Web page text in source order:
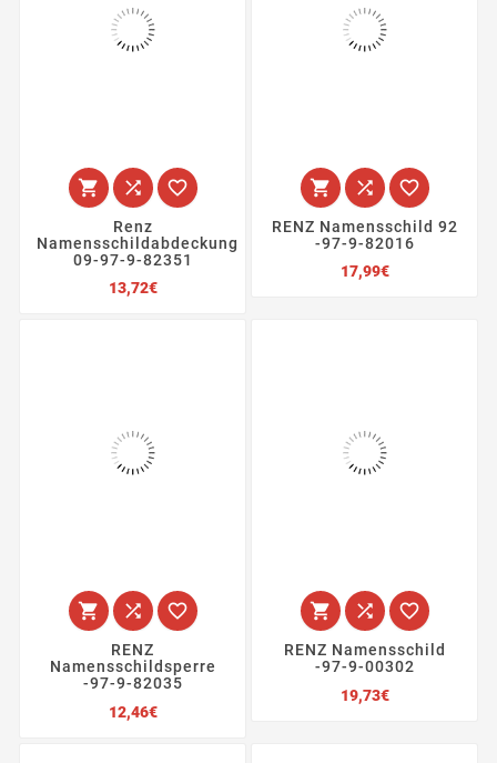
  
Renz
Namensschildabdeckung
09-97-9-82351
13,72€Preis
  
RENZ Namensschild 92
-97-9-82016
17,99€Preis
  
RENZ
Namensschildsperre
-97-9-82035
12,46€Preis
  
RENZ Namensschild
-97-9-00302
19,73€Preis